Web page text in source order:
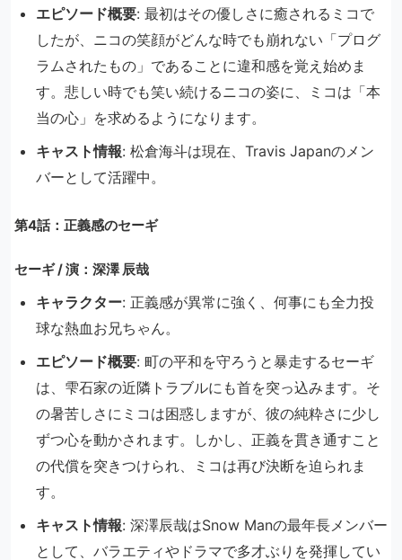
エピソード概要: 最初はその優しさに癒されるミコで
したが、ニコの笑顔がどんな時でも崩れない「プログ
ラムされたもの」であることに違和感を覚え始めま
す。悲しい時でも笑い続けるニコの姿に、ミコは「本
当の心」を求めるようになります。
キャスト情報: 松倉海斗は現在、Travis Japanのメン
バーとして活躍中。
第4話：正義感のセーギ
セーギ / 演：深澤 辰哉
キャラクター: 正義感が異常に強く、何事にも全力投
球な熱血お兄ちゃん。
エピソード概要: 町の平和を守ろうと暴走するセーギ
は、雫石家の近隣トラブルにも首を突っ込みます。そ
の暑苦しさにミコは困惑しますが、彼の純粋さに少し
ずつ心を動かされます。しかし、正義を貫き通すこと
の代償を突きつけられ、ミコは再び決断を迫られま
す。
キャスト情報: 深澤辰哉はSnow Manの最年長メンバー
として、バラエティやドラマで多才ぶりを発揮してい